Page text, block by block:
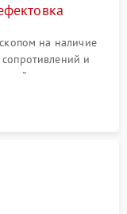
на наличие
и
питания,
видеочипа.